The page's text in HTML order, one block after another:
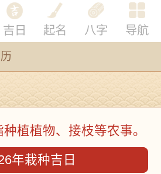
吉日 起名 八字 导航
植植物、接枝等农事。
年栽种吉日